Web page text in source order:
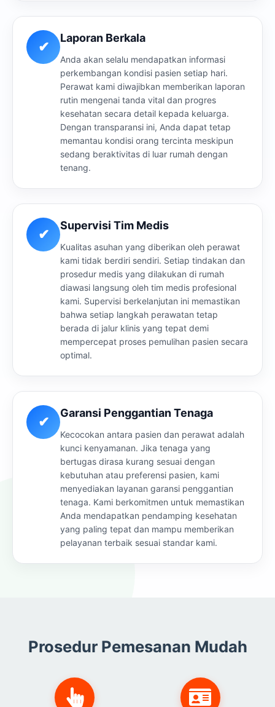
✔
Laporan Berkala
Anda akan selalu mendapatkan informasi
perkembangan kondisi pasien setiap hari.
Perawat kami diwajibkan memberikan laporan
rutin mengenai tanda vital dan progres
kesehatan secara detail kepada keluarga.
Dengan transparansi ini, Anda dapat tetap
memantau kondisi orang tercinta meskipun
sedang beraktivitas di luar rumah dengan
tenang.
✔
Supervisi Tim Medis
Kualitas asuhan yang diberikan oleh perawat
kami tidak berdiri sendiri. Setiap tindakan dan
prosedur medis yang dilakukan di rumah
diawasi langsung oleh tim medis profesional
kami. Supervisi berkelanjutan ini memastikan
bahwa setiap langkah perawatan tetap
berada di jalur klinis yang tepat demi
mempercepat proses pemulihan pasien secara
optimal.
✔
Garansi Penggantian Tenaga
Kecocokan antara pasien dan perawat adalah
kunci kenyamanan. Jika tenaga yang
bertugas dirasa kurang sesuai dengan
kebutuhan atau preferensi pasien, kami
menyediakan layanan garansi penggantian
tenaga. Kami berkomitmen untuk memastikan
Anda mendapatkan pendamping kesehatan
yang paling tepat dan mampu memberikan
pelayanan terbaik sesuai standar kami.
Prosedur Pemesanan Mudah